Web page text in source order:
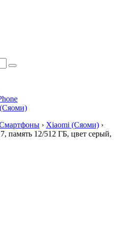
› Xiaomi (Сяоми) ›
память 12/512 ГБ, цвет серый,